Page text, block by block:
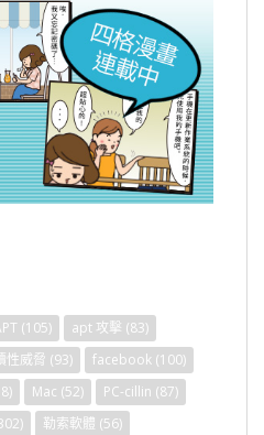
(105) apt 攻擊 (83)
性威脅 (93) facebook (100)
Mac (52) PC-cillin (87)
勒索軟體 (56)